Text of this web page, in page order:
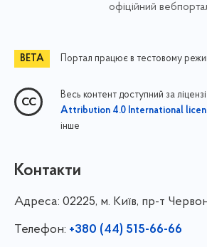
офіційний
Портал працює в тестовому
Весь контент доступний за
Attribution 4.0 International
інше
Контакти
Адреса: 02225, м. Київ, пр-т
Телефон: +380 (44) 515-66-66